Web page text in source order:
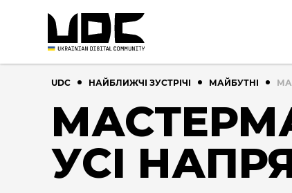
UDC НАЙБЛИЖЧІ ЗУСТРІЧІ МАЙБУТНІ
УСІ